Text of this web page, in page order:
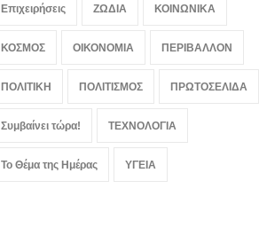
Επιχειρήσεις ΖΩΔΙΑ ΚΟΙΝΩΝΙΚΑ
ΚΟΣΜΟΣ ΟΙΚΟΝΟΜΙΑ ΠΕΡΙΒΑΛΛΟΝ
ΠΟΛΙΤΙΚΗ ΠΟΛΙΤΙΣΜΟΣ ΠΡΩΤΟΣΕΛΙΔΑ
Συμβαίνει τώρα! ΤΕΧΝΟΛΟΓΙΑ
Το Θέμα της Ημέρας ΥΓΕΙΑ